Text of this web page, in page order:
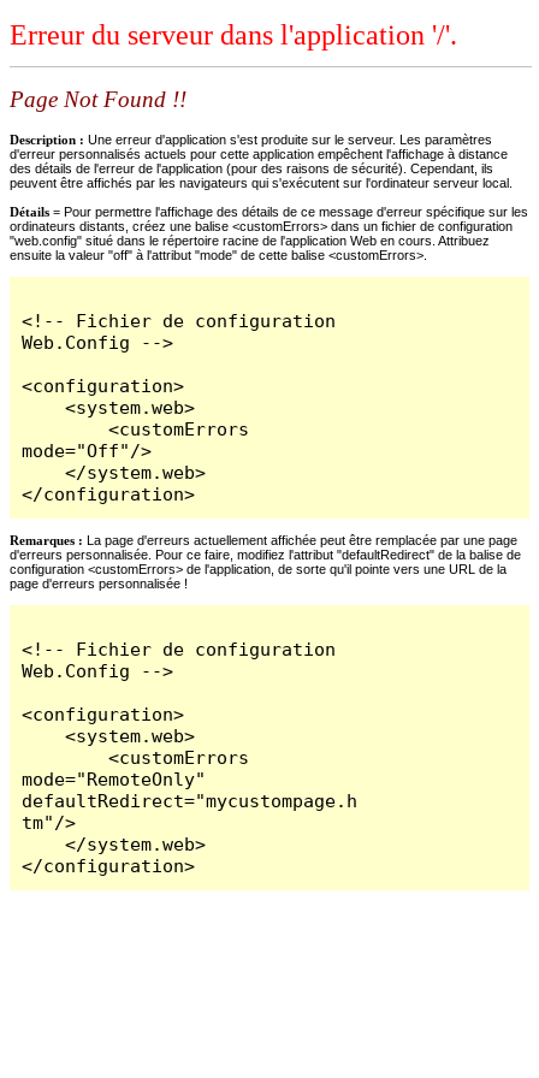
Erreur du serveur dans l'application '/'.
Page Not Found !!
Description : Une erreur d'application s'est produite sur le serveur. Les paramètres
d'erreur personnalisés actuels pour cette application empêchent l'affichage à distance
des détails de l'erreur de l'application (pour des raisons de sécurité). Cependant, ils
peuvent être affichés par les navigateurs qui s'exécutent sur l'ordinateur serveur local.
Détails = Pour permettre l'affichage des détails de ce message d'erreur spécifique sur les
ordinateurs distants, créez une balise <customErrors> dans un fichier de configuration
"web.config" situé dans le répertoire racine de l'application Web en cours. Attribuez
ensuite la valeur "off" à l'attribut "mode" de cette balise <customErrors>.
<!-- Fichier de configuration
Web.Config -->
<configuration>
    <system.web>
        <customErrors
mode="Off"/>
    </system.web>
</configuration>
Remarques : La page d'erreurs actuellement affichée peut être remplacée par une page
d'erreurs personnalisée. Pour ce faire, modifiez l'attribut "defaultRedirect" de la balise de
configuration <customErrors> de l'application, de sorte qu'il pointe vers une URL de la
page d'erreurs personnalisée !
<!-- Fichier de configuration
Web.Config -->
<configuration>
    <system.web>
        <customErrors
mode="RemoteOnly"
defaultRedirect="mycustompage.h
tm"/>
    </system.web>
</configuration>